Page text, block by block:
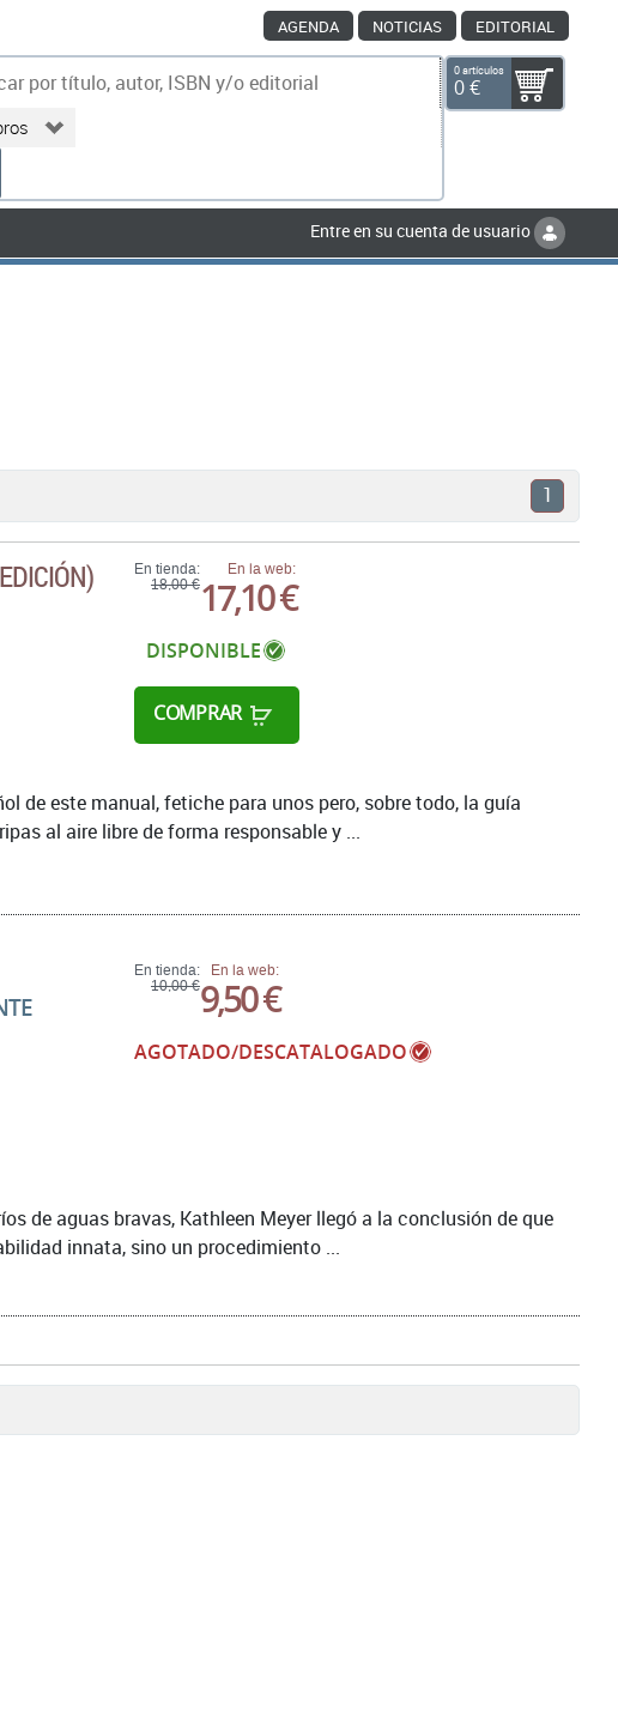
AGENDA NOTICIAS EDITORIAL
0 artículos
0 €
Entre en su cuenta de usuario
1
En tienda:
18,00 €
En la web:
17,10 €
DISPONIBLE
COMPRAR
de este manual, fetiche para unos pero, sobre todo, la guía
al aire libre de forma responsable y ...
En tienda:
10,00 €
En la web:
9,50 €
AGOTADO/DESCATALOGADO
de aguas bravas, Kathleen Meyer llegó a la conclusión de que
innata, sino un procedimiento ...